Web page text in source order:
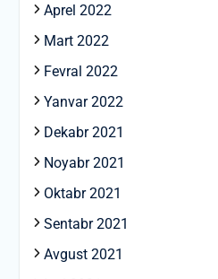
Aprel 2022
Mart 2022
Fevral 2022
Yanvar 2022
Dekabr 2021
Noyabr 2021
Oktabr 2021
Sentabr 2021
Avgust 2021